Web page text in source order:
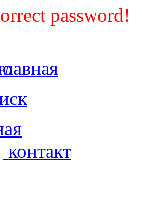
password!
контакт